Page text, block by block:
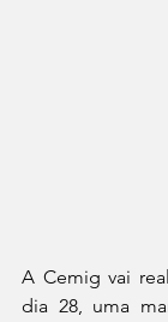
A Cemig vai
dia 28, uma